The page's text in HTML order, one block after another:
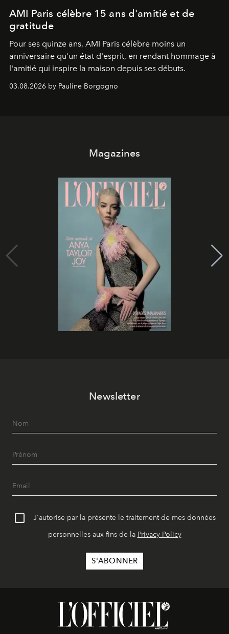
AMI Paris célèbre 15 ans d'amitié et de
gratitude
Pour ses quinze ans, AMI Paris célèbre moins un
anniversaire qu'un état d'esprit, en rendant hommage à
l'amitié qui inspire la maison depuis ses débuts.
03.08.2026 by Pauline Borgogno
Magazines
Newsletter
J'autorise par la présente le traitement de mes données
personnelles aux fins de la Privacy Policy